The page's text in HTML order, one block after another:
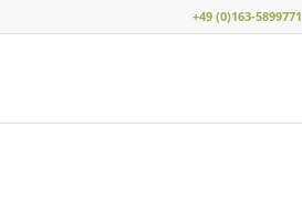
+49 (0)163-5899771